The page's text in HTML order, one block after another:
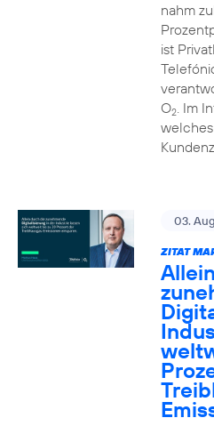
nahm
ist
O2. Im
03.
ZITAT